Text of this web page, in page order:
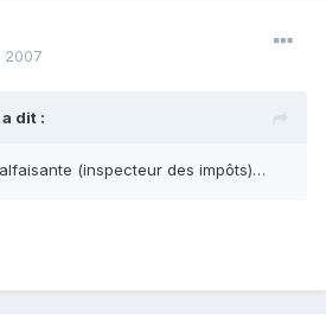
2007
dit :
(inspecteur des impôts)…